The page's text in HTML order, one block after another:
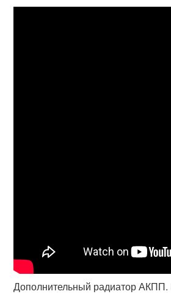
Дополнительный радиатор АКПП.